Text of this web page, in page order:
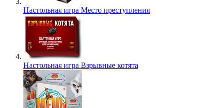
Настольная игра Место преступления
Настольная игра Взрывные котята